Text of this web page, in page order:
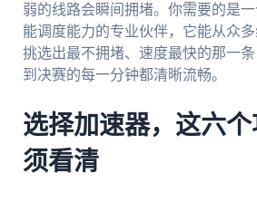
弱的线路会瞬间拥堵。你需要的是
能调度能力的专业伙伴，它能从众
挑选出最不拥堵、速度最快的那一
到决赛的每一分钟都清晰流畅。
选择加速器，这六
须看清